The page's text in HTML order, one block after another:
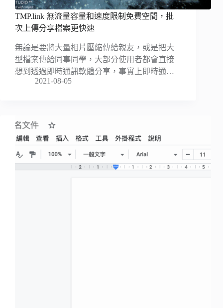
TMP.link 無流量容量和速度限制免費空間，批
次上傳分享檔案更快速
無論是要將大量相片壓縮傳給親友，或是把大
型檔案傳給同事同學，大部分使用者都會直接
想到透過即時通訊軟體分享，事實上即時通…
2021-08-05